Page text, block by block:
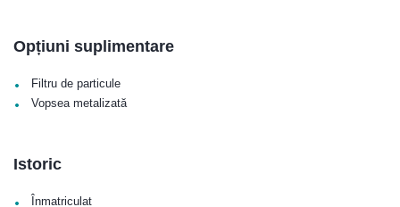
Opțiuni suplimentare
• Filtru de particule
• Vopsea metalizată
Istoric
• Înmatriculat